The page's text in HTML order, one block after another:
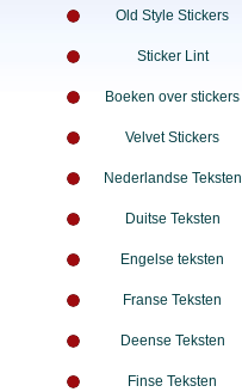
Old Style Stickers
Sticker Lint
Boeken over stickers
Velvet Stickers
Nederlandse Teksten
Duitse Teksten
Engelse teksten
Franse Teksten
Deense Teksten
Finse Teksten